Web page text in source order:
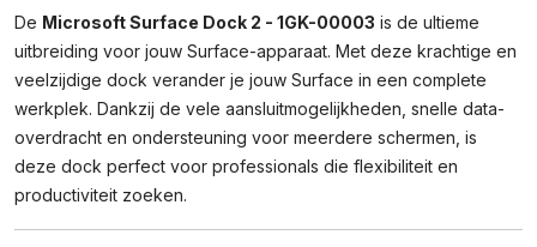
De Microsoft Surface Dock 2 - 1GK-00003 is de ultieme
uitbreiding voor jouw Surface-apparaat. Met deze krachtige en
veelzijdige dock verander je jouw Surface in een complete
werkplek. Dankzij de vele aansluitmogelijkheden, snelle data-
overdracht en ondersteuning voor meerdere schermen, is
deze dock perfect voor professionals die flexibiliteit en
productiviteit zoeken.